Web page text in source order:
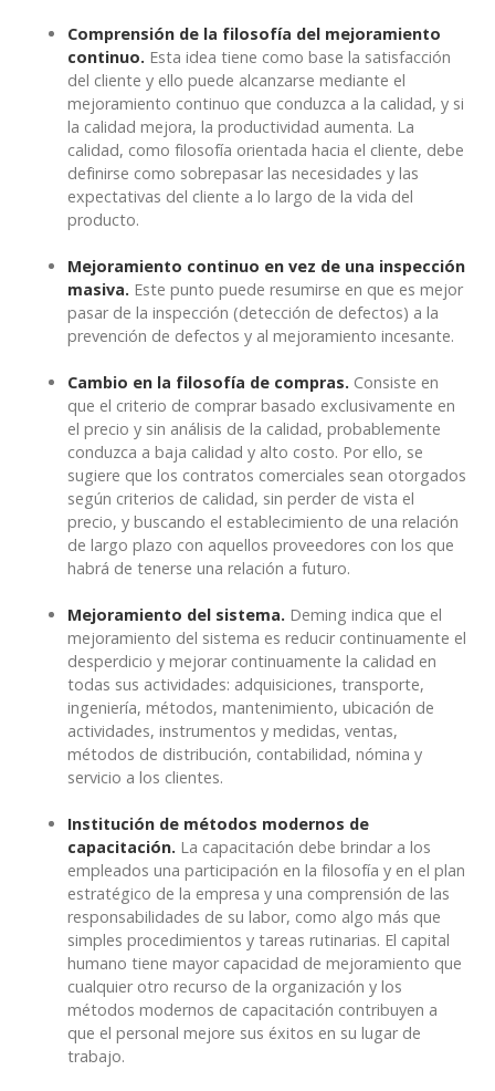
Comprensión de la filosofía del mejoramiento
continuo. Esta idea tiene como base la satisfacción
del cliente y ello puede alcanzarse mediante el
mejoramiento continuo que conduzca a la calidad, y si
la calidad mejora, la productividad aumenta. La
calidad, como filosofía orientada hacia el cliente, debe
definirse como sobrepasar las necesidades y las
expectativas del cliente a lo largo de la vida del
producto.
Mejoramiento continuo en vez de una inspección
masiva. Este punto puede resumirse en que es mejor
pasar de la inspección (detección de defectos) a la
prevención de defectos y al mejoramiento incesante.
Cambio en la filosofía de compras. Consiste en
que el criterio de comprar basado exclusivamente en
el precio y sin análisis de la calidad, probablemente
conduzca a baja calidad y alto costo. Por ello, se
sugiere que los contratos comerciales sean otorgados
según criterios de calidad, sin perder de vista el
precio, y buscando el establecimiento de una relación
de largo plazo con aquellos proveedores con los que
habrá de tenerse una relación a futuro.
Mejoramiento del sistema. Deming indica que el
mejoramiento del sistema es reducir continuamente el
desperdicio y mejorar continuamente la calidad en
todas sus actividades: adquisiciones, transporte,
ingeniería, métodos, mantenimiento, ubicación de
actividades, instrumentos y medidas, ventas,
métodos de distribución, contabilidad, nómina y
servicio a los clientes.
Institución de métodos modernos de
capacitación. La capacitación debe brindar a los
empleados una participación en la filosofía y en el plan
estratégico de la empresa y una comprensión de las
responsabilidades de su labor, como algo más que
simples procedimientos y tareas rutinarias. El capital
humano tiene mayor capacidad de mejoramiento que
cualquier otro recurso de la organización y los
métodos modernos de capacitación contribuyen a
que el personal mejore sus éxitos en su lugar de
trabajo.